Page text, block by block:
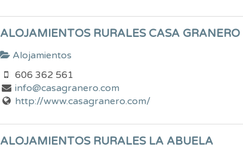
ALOJAMIENTOS RURALES CASA GRANERO
Alojamientos
606 362 561
info@casagranero.com
http://www.casagranero.com/
ALOJAMIENTOS RURALES LA ABUELA